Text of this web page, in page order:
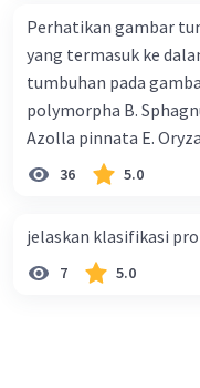
Perhatikan gambar
yang termasuk ke
tumbuhan pada
polymorpha B.
Azolla pinnata E.
36 5.0
jelaskan klasifikasi
7 5.0